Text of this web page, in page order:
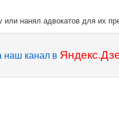
нанял адвокатов для их
наш канал в